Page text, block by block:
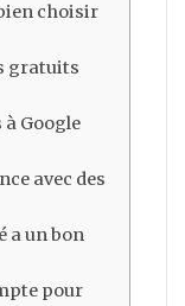
choisir
gratuits
Google
avec des
a un bon
pour